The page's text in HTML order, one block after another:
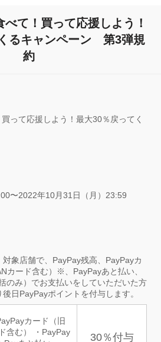
て！買って応援しよう！
るキャンペーン 第3弾規
約
って応援しよう！最大30％戻ってく
〜2022年10月31日（月）23:59
象店舗で、PayPay残高、PayPayカ
カード含む）※、PayPayあと払い、
のみ）でお支払いをしていただいた方
日PayPayポイントを付与します。
カード（旧
含む） ・PayPay
30％付与